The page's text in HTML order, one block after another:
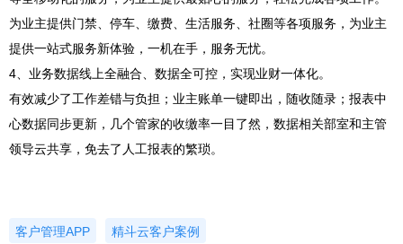
为业主提供门禁、停车、缴费、生活服务、社圈等各项服务，为业主
提供一站式服务新体验，一机在手，服务无忧。
4、业务数据线上全融合、数据全可控，实现业财一体化。
有效减少了工作差错与负担；业主账单一键即出，随收随录；报表中
心数据同步更新，几个管家的收缴率一目了然，数据相关部室和主管
领导云共享，免去了人工报表的繁琐。
客户管理APP 精斗云客户案例